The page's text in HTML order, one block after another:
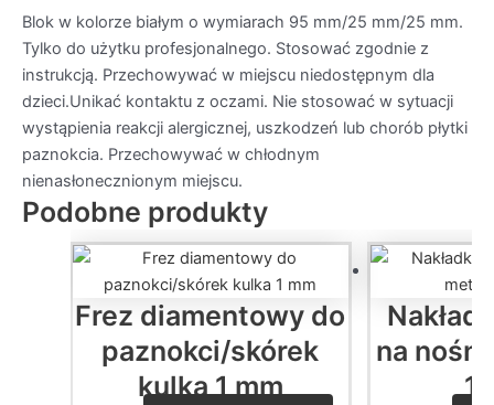
Blok w kolorze białym o wymiarach 95 mm/25 mm/25 mm.
Tylko do użytku profesjonalnego. Stosować zgodnie z
instrukcją. Przechowywać w miejscu niedostępnym dla
dzieci.Unikać kontaktu z oczami. Nie stosować w sytuacji
wystąpienia reakcji alergicznej, uszkodzeń lub chorób płytki
paznokcia. Przechowywać w chłodnym
nienasłonecznionym miejscu.
Podobne produkty
Frez diamentowy do
paznokci/skórek
kulka 1 mm
na